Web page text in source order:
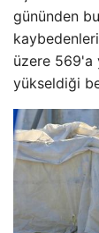
gününden
üzere 569'a
yükseldiği